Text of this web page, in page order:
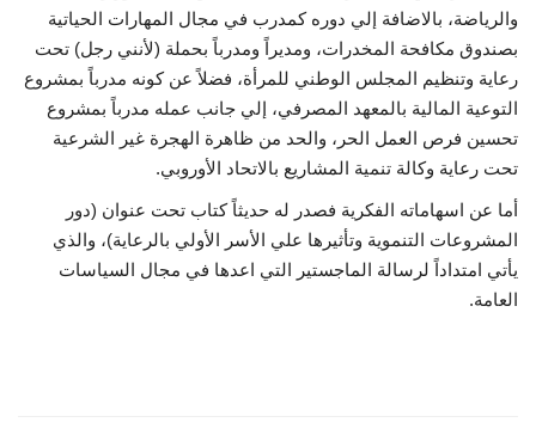
فرص
وثائق
الفيديوهات
الرعاة
الشركاء
والرياضة، بالاضافة إلي دوره كمدرب في مجال المهارات الحياتية
بصندوق مكافحة المخدرات، ومديراً ومدرباً بحملة (لأنني رجل) تحت
رعاية وتنظيم المجلس الوطني للمرأة، فضلاً عن كونه مدرباً بمشروع
التوعية المالية بالمعهد المصرفي، إلي جانب عمله مدرباً بمشروع
تحسين فرص العمل الحر، والحد من ظاهرة الهجرة غير الشرعية
تحت رعاية وكالة تنمية المشاريع بالاتحاد الأوروبي.
أما عن اسهاماته الفكرية فصدر له حديثاً كتاب تحت عنوان (دور
المشروعات التنموية وتأثيرها علي الأسر الأولي بالرعاية)، والذي
يأتي امتداداً لرسالة الماجستير التي اعدها في مجال السياسات
العامة.